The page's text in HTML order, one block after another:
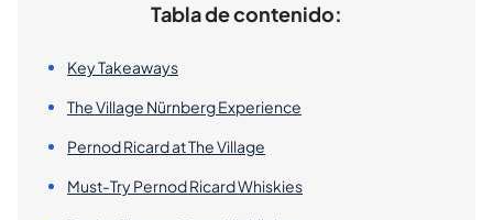
Tabla de contenido:
Key Takeaways
The Village Nürnberg Experience
Pernod Ricard at The Village
Must-Try Pernod Ricard Whiskies